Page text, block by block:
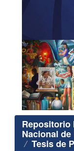
Repositorio
Nacional de
Tesis de